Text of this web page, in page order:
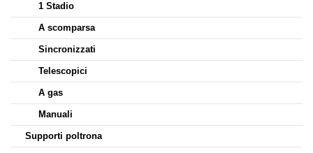
1 Stadio
A scomparsa
Sincronizzati
Telescopici
A gas
Manuali
Supporti poltrona